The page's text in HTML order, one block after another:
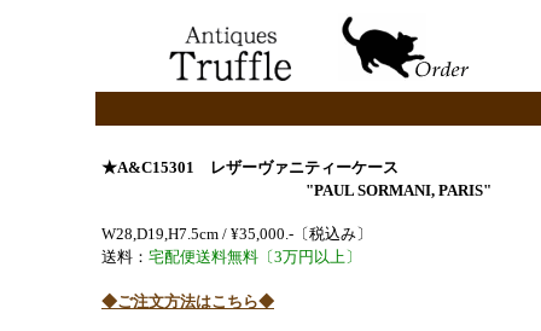
★A&C15301
レザーヴァニティーケース
"PAUL SORMANI, PARIS"
W28,D19,H7.5cm / ¥35,000.-〔税込み〕
送料： 宅配便送料無料〔3万円以上〕
◆ご注文方法はこちら◆